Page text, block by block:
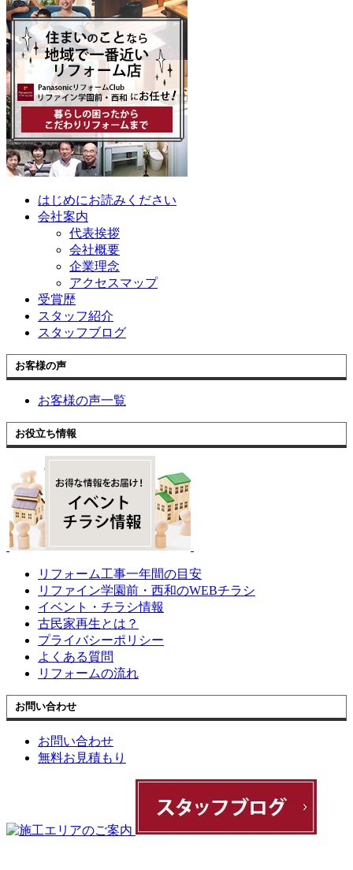
はじめにお読みください
会社案内
代表挨拶
会社概要
企業理念
アクセスマップ
受賞歴
スタッフ紹介
スタッフブログ
お客様の声
お客様の声一覧
お役立ち情報
リフォーム工事一年間の目安
リファイン学園前・西和のWEBチラシ
イベント・チラシ情報
古民家再生とは？
プライバシーポリシー
よくある質問
リフォームの流れ
お問い合わせ
お問い合わせ
無料お見積もり